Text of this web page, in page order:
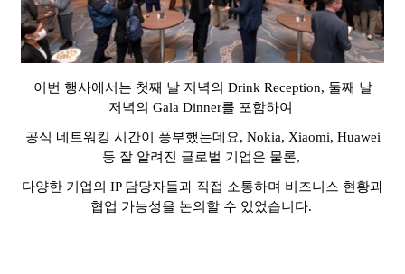
이번 행사에서는 첫째 날 저녁의 Drink Reception, 둘째 날
저녁의 Gala Dinner를 포함하여
공식 네트워킹 시간이 풍부했는데요, Nokia, Xiaomi, Huawei
등 잘 알려진 글로벌 기업은 물론,
다양한 기업의 IP 담당자들과 직접 소통하며 비즈니스 현황과
협업 가능성을 논의할 수 있었습니다.